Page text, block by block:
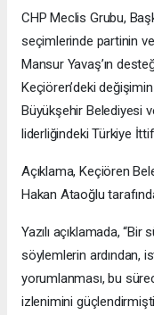
CHP Meclis Grubu,
seçimlerinde partinin
Mansur Yavaş’ın
Keçiören’deki
Büyükşehir Belediyesi
liderliğindeki Türkiye
Açıklama, Keçiören
Hakan Ataoğlu
Yazılı açıklamada,
söylemlerin ardından,
yorumlanması, bu
izlenimini